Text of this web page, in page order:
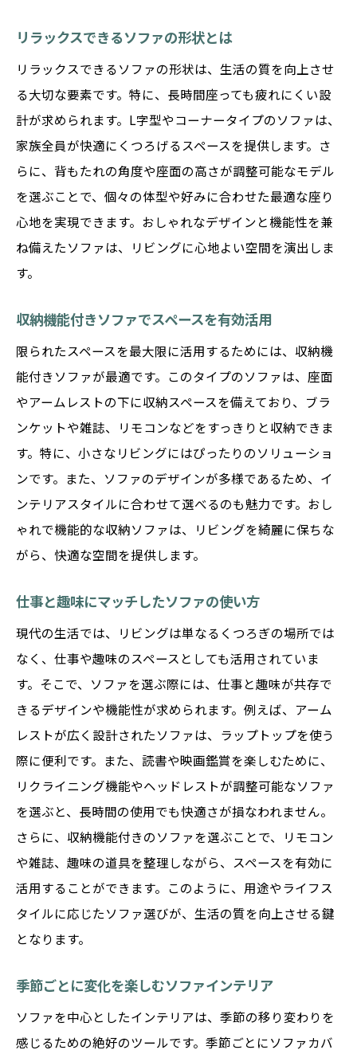
リラックスできるソファの形状とは
リラックスできるソファの形状は、生活の質を向上させ
る大切な要素です。特に、長時間座っても疲れにくい設
計が求められます。L字型やコーナータイプのソファは、
家族全員が快適にくつろげるスペースを提供します。さ
らに、背もたれの角度や座面の高さが調整可能なモデル
を選ぶことで、個々の体型や好みに合わせた最適な座り
心地を実現できます。おしゃれなデザインと機能性を兼
ね備えたソファは、リビングに心地よい空間を演出しま
す。
収納機能付きソファでスペースを有効活用
限られたスペースを最大限に活用するためには、収納機
能付きソファが最適です。このタイプのソファは、座面
やアームレストの下に収納スペースを備えており、ブラ
ンケットや雑誌、リモコンなどをすっきりと収納できま
す。特に、小さなリビングにはぴったりのソリューショ
ンです。また、ソファのデザインが多様であるため、イ
ンテリアスタイルに合わせて選べるのも魅力です。おし
ゃれで機能的な収納ソファは、リビングを綺麗に保ちな
がら、快適な空間を提供します。
仕事と趣味にマッチしたソファの使い方
現代の生活では、リビングは単なるくつろぎの場所では
なく、仕事や趣味のスペースとしても活用されていま
す。そこで、ソファを選ぶ際には、仕事と趣味が共存で
きるデザインや機能性が求められます。例えば、アーム
レストが広く設計されたソファは、ラップトップを使う
際に便利です。また、読書や映画鑑賞を楽しむために、
リクライニング機能やヘッドレストが調整可能なソファ
を選ぶと、長時間の使用でも快適さが損なわれません。
さらに、収納機能付きのソファを選ぶことで、リモコン
や雑誌、趣味の道具を整理しながら、スペースを有効に
活用することができます。このように、用途やライフス
タイルに応じたソファ選びが、生活の質を向上させる鍵
となります。
季節ごとに変化を楽しむソファインテリア
ソファを中心としたインテリアは、季節の移り変わりを
感じるための絶好のツールです。季節ごとにソファカバ